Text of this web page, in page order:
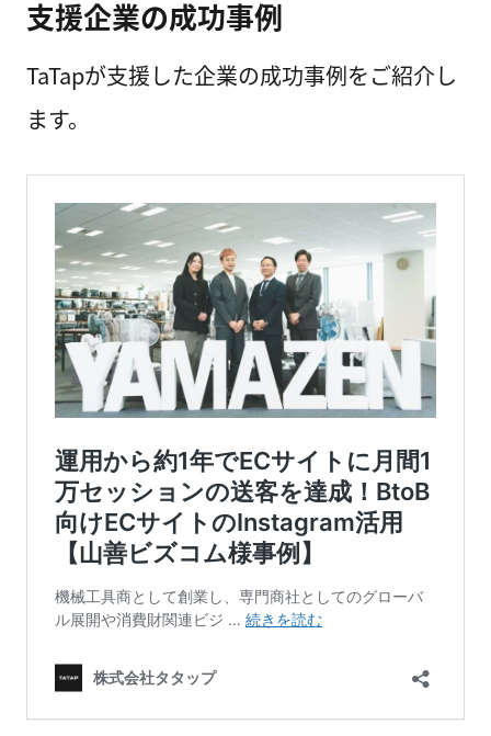
支援企業の成功事例
TaTapが支援した企業の成功事例をご紹介し
ます。